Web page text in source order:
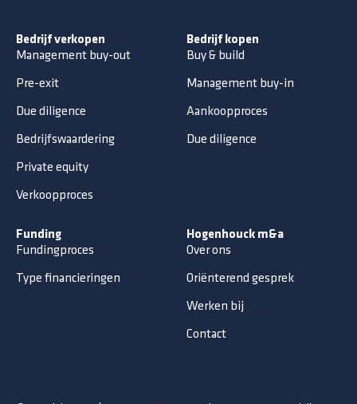
Bedrijf verkopen
Management buy-out
Pre-exit
Due diligence
Bedrijfswaardering
Private equity
Verkoopproces
Bedrijf kopen
Buy & build
Management buy-in
Aankoopproces
Due diligence
Funding
Fundingproces
Type financieringen
Hogenhouck m&a
Over ons
Oriënterend gesprek
Werken bij
Contact